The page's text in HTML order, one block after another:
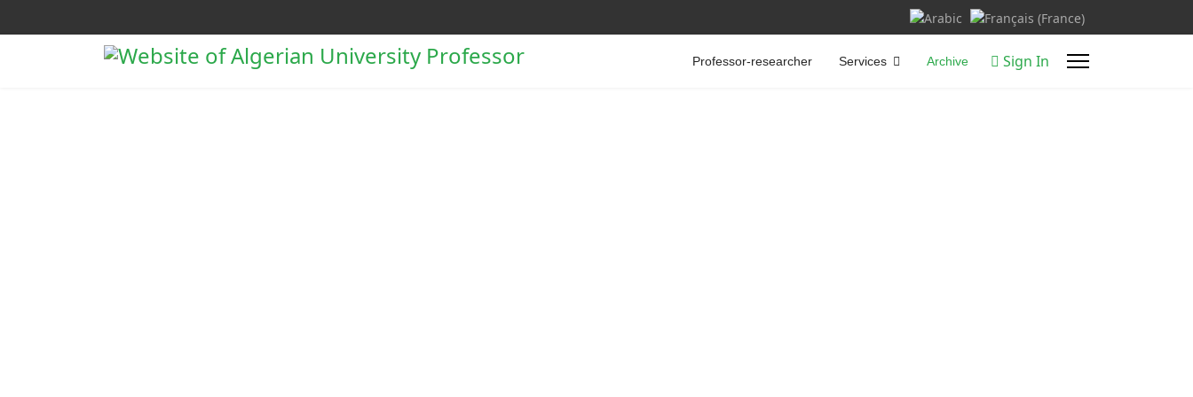
Select your language
Professor-researcher Services Archive Sign In